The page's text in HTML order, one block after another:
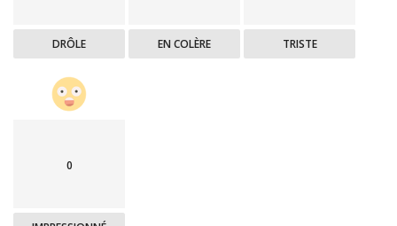
DRÔLE EN COLÈRE TRISTE
0